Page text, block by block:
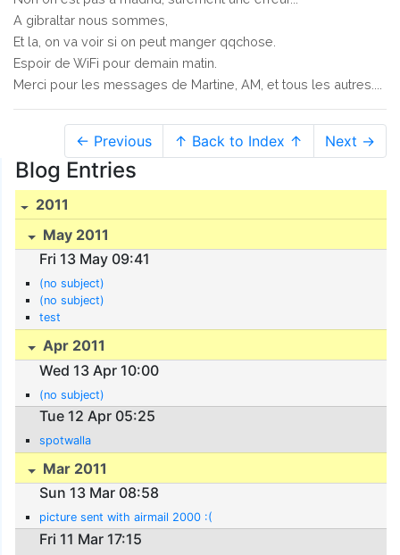
A gibraltar nous sommes,
Et la, on va voir si on peut manger qqchose.
Espoir de WiFi pour demain matin.
Merci pour les messages de Martine, AM, et tous les autres....
← Previous ↑ Back to Index ↑ Next →
Blog Entries
2011
May 2011
Fri 13 May 09:41
(no subject)
(no subject)
test
Apr 2011
Wed 13 Apr 10:00
(no subject)
Tue 12 Apr 05:25
spotwalla
Mar 2011
Sun 13 Mar 08:58
picture sent with airmail 2000 :(
Fri 11 Mar 17:15